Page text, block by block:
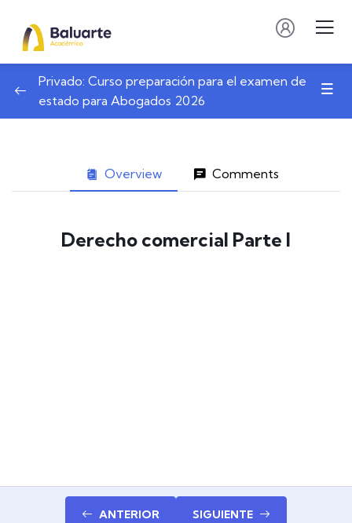
Privado: Curso preparación para el examen de
estado para Abogados 2026
Overview Comments
Derecho comercial Parte I
ANTERIOR SIGUIENTE